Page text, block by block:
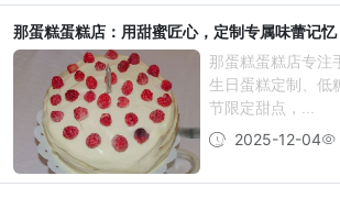
那蛋糕蛋糕店：用甜蜜匠心，定制专属味蕾记忆
那蛋糕蛋糕店专注
生日蛋糕定制、低
节限定甜点，...
2025-12-04